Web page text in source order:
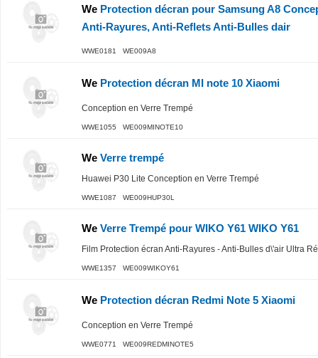
We Protection décran pour Samsung A8
Anti-Rayures, Anti-Reflets Anti-Bulles dair
WWE0181 WE009A8
We Protection décran MI note 10 Xiaomi
Conception en Verre Trempé
WWE1055 WE009MINOTE10
We Verre trempé
Huawei P30 Lite Conception en Verre Trempé
WWE1087 WE009HUP30L
We Verre Trempé pour WIKO Y61 WIKO Y61
Film Protection écran Anti-Rayures - Anti-Bulles d\'air Ultra
WWE1357 WE009WIKOY61
We Protection décran Redmi Note 5 Xiaomi
Conception en Verre Trempé
WWE0771 WE009REDMINOTE5